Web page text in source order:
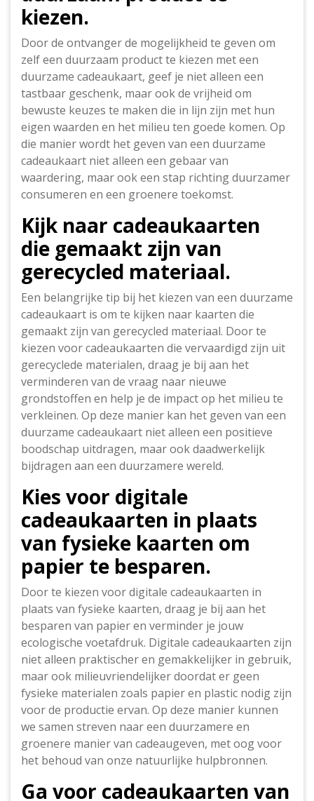
kiezen.
Door de ontvanger de mogelijkheid te geven om
zelf een duurzaam product te kiezen met een
duurzame cadeaukaart, geef je niet alleen een
tastbaar geschenk, maar ook de vrijheid om
bewuste keuzes te maken die in lijn zijn met hun
eigen waarden en het milieu ten goede komen. Op
die manier wordt het geven van een duurzame
cadeaukaart niet alleen een gebaar van
waardering, maar ook een stap richting duurzamer
consumeren en een groenere toekomst.
Kijk naar cadeaukaarten
die gemaakt zijn van
gerecycled materiaal.
Een belangrijke tip bij het kiezen van een duurzame
cadeaukaart is om te kijken naar kaarten die
gemaakt zijn van gerecycled materiaal. Door te
kiezen voor cadeaukaarten die vervaardigd zijn uit
gerecyclede materialen, draag je bij aan het
verminderen van de vraag naar nieuwe
grondstoffen en help je de impact op het milieu te
verkleinen. Op deze manier kan het geven van een
duurzame cadeaukaart niet alleen een positieve
boodschap uitdragen, maar ook daadwerkelijk
bijdragen aan een duurzamere wereld.
Kies voor digitale
cadeaukaarten in plaats
van fysieke kaarten om
papier te besparen.
Door te kiezen voor digitale cadeaukaarten in
plaats van fysieke kaarten, draag je bij aan het
besparen van papier en verminder je jouw
ecologische voetafdruk. Digitale cadeaukaarten zijn
niet alleen praktischer en gemakkelijker in gebruik,
maar ook milieuvriendelijker doordat er geen
fysieke materialen zoals papier en plastic nodig zijn
voor de productie ervan. Op deze manier kunnen
we samen streven naar een duurzamere en
groenere manier van cadeaugeven, met oog voor
het behoud van onze natuurlijke hulpbronnen.
Ga voor cadeaukaarten van